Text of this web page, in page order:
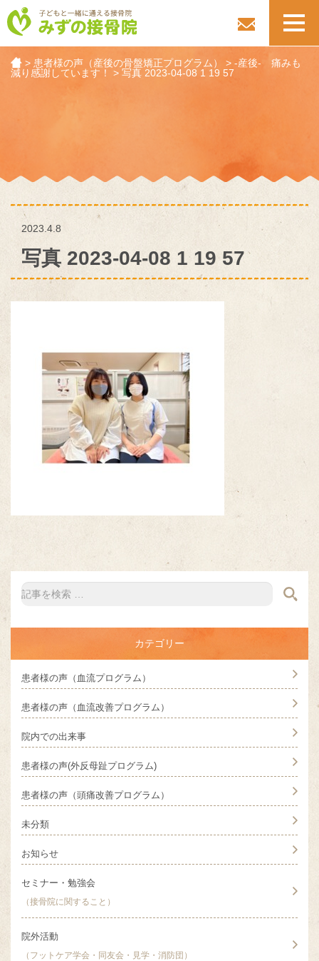
> 患者様の声（産後の骨盤矯正プログラム） >-産後- 痛みも
減り感謝しています！
> 写真 2023-04-08 1 19 57
2023.4.8
写真 2023-04-08 1 19 57
カテゴリー
患者様の声（血流プログラム）
患者様の声（血流改善プログラム）
院内での出来事
患者様の声(外反母趾プログラム)
患者様の声（頭痛改善プログラム）
未分類
お知らせ
セミナー・勉強会
（接骨院に関すること）
院外活動
（フットケア学会・同友会・見学・消防団）